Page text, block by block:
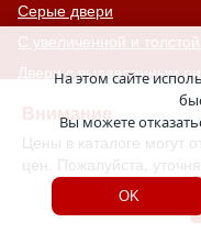
Внимание
Цены в каталоге могут
цен. Пожалуйста,
Серые двери
С увеличенной и толстой
Двери с выдавленным
Двери с витражным
Двери с английской
Глухие
Однопольные
На этом сайте
Вы можете
OK